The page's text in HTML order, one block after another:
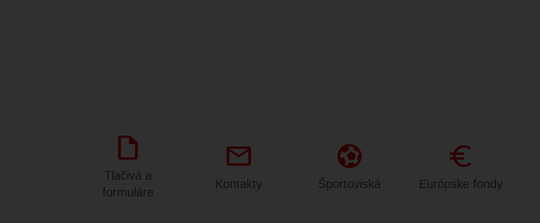
draft
Tlačivá a
formuláre
mail
Kontakty
sports_and_outdoors
Športoviská
Euro
Európske fondy